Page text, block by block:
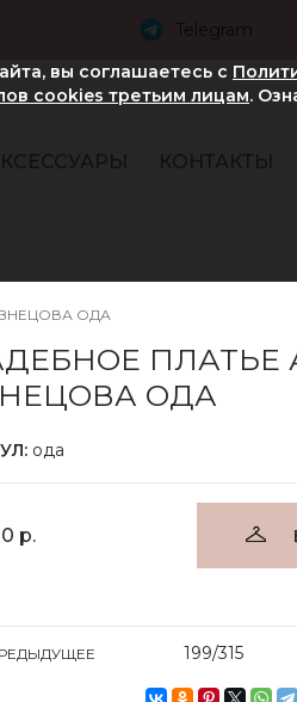
Telegram
КОНТАКТЫ
ОДА
ПЛАТЬЕ
ОДА
ода
р.
199/315
вы соглашаетесь с
cookies третьим лицам.